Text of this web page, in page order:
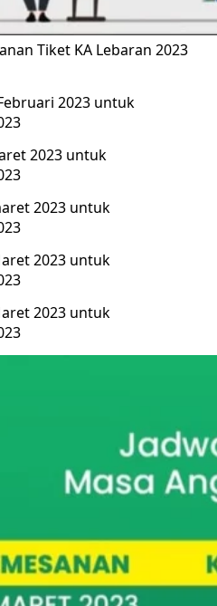
Tiket KA Lebaran 2023
2023 untuk
2023 untuk
2023 untuk
2023 untuk
2023 untuk